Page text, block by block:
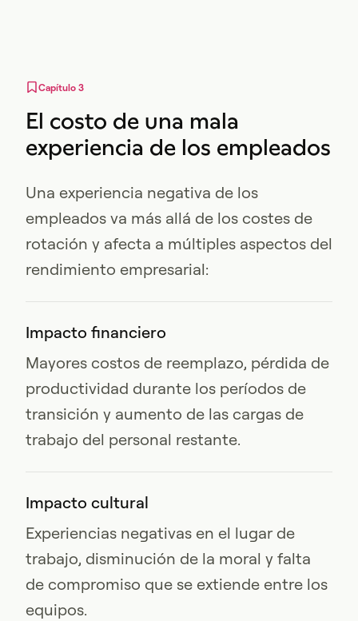
Capítulo 3
El costo de una mala
experiencia de los empleados
Una experiencia negativa de los
empleados va más allá de los costes de
rotación y afecta a múltiples aspectos del
rendimiento empresarial:
Impacto financiero
Mayores costos de reemplazo, pérdida de
productividad durante los períodos de
transición y aumento de las cargas de
trabajo del personal restante.
Impacto cultural
Experiencias negativas en el lugar de
trabajo, disminución de la moral y falta
de compromiso que se extiende entre los
equipos.